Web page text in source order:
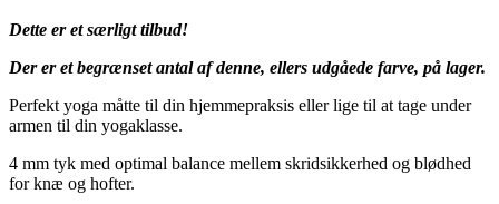
Dette er et særligt tilbud!
Der er et begrænset antal af denne, ellers udgåede farve, på lager.
Perfekt yoga måtte til din hjemmepraksis eller lige til at tage under
armen til din yogaklasse.
4 mm tyk med optimal balance mellem skridsikkerhed og blødhed
for knæ og hofter.